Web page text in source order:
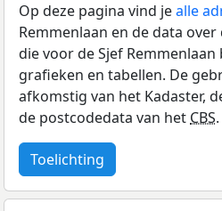
Op deze pagina vind jealle
Remmenlaan en de data
die voor de Sjef Remmenlaan
grafieken en tabellen. De
afkomstig van het Kadaster,
de postcodedata van hetCBS.
Toelichting